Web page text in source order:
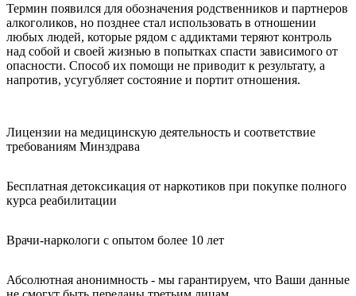
Термин появился для обозначения родственников и партнеров
алкоголиков, но позднее стал использовать в отношении
любых людей, которые рядом с аддиктами теряют контроль
над собой и своей жизнью в попытках спасти зависимого от
опасности. Способ их помощи не приводит к результату, а
напротив, усугубляет состояние и портит отношения.
Лицензии на медицинскую деятельность и соответствие
требованиям Минздрава
Бесплатная детоксикация от наркотиков при покупке полного
курса реабилитации
Врачи-наркологи с опытом более 10 лет
Абсолютная анонимность - мы гарантируем, что Ваши данные